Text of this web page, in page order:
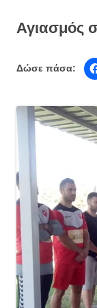
Αγιασμός
Δώσε πάσα: